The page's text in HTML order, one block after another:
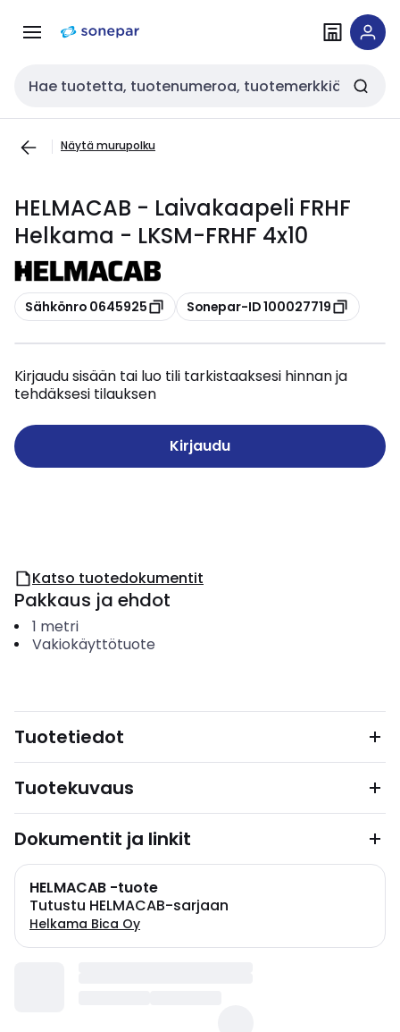
navigointiinsisältöön
Haku
Näytä murupolku
HELMACAB - Laivakaapeli FRHF
Helkama - LKSM-FRHF 4x10
Kopioi
Sähkönro 0645925 Kopioi
Sonepar-ID 100027719
Kirjaudu sisään tai luo tili tarkistaaksesi hinnan ja
tehdäksesi tilauksen
Kirjaudu
Katso tuotedokumentit
Pakkaus ja ehdot
1 metri
Vakiokäyttötuote
Tuotetiedot
Tuotekuvaus
Dokumentit ja linkit
HELMACAB -tuote
Tutustu HELMACAB-sarjaan
Helkama Bica Oy